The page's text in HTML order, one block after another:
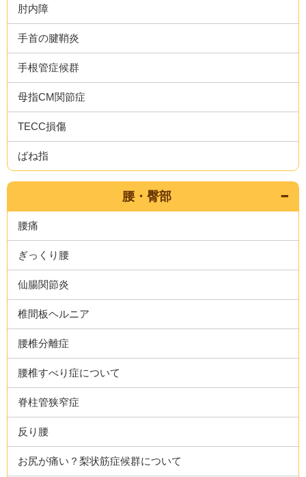
肘内障
手首の腱鞘炎
手根管症候群
母指CM関節症
TECC損傷
ばね指
腰・臀部
腰痛
ぎっくり腰
仙腸関節炎
椎間板ヘルニア
腰椎分離症
腰椎すべり症について
脊柱管狭窄症
反り腰
お尻が痛い？梨状筋症候群について